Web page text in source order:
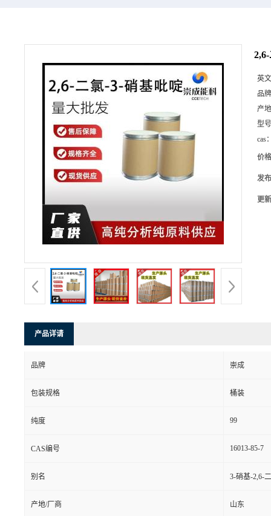
英
品
产
型
cas
价
发
更
产品详请
品牌 崇成
包装规格 桶装
纯度 99
CAS编号 16013-85-7
别名 3-硝基-2,6-
产地/厂商 山东